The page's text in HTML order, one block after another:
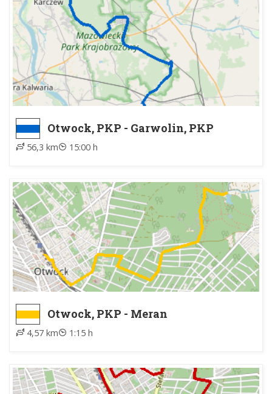
Otwock, PKP - Garwolin, PKP
56,3 km 15:00 h
Otwock, PKP - Meran
4,57 km 1:15 h